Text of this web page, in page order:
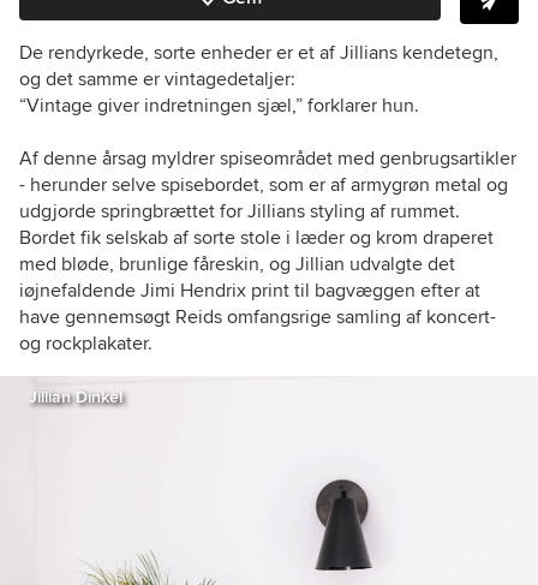
De rendyrkede, sorte enheder er et af Jillians kendetegn,
og det samme er vintagedetaljer:
“Vintage giver indretningen sjæl,” forklarer hun.
Af denne årsag myldrer spiseområdet med genbrugsartikler
- herunder selve spisebordet, som er af armygrøn metal og
udgjorde springbrættet for Jillians styling af rummet.
Bordet fik selskab af sorte stole i læder og krom draperet
med bløde, brunlige fåreskin, og Jillian udvalgte det
iøjnefaldende Jimi Hendrix print til bagvæggen efter at
have gennemsøgt Reids omfangsrige samling af koncert-
og rockplakater.
Jillian Dinkel